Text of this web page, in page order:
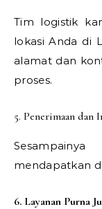
Tim logistik
lokasi Anda di
alamat dan
proses.
5. Penerimaan dan
mendapatkan
6. Layanan Purna